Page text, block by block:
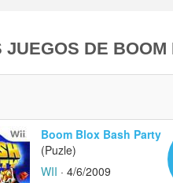
JUEGOS DE BOOM
Boom Blox Bash Party
(Puzle)
WII · 4/6/2009